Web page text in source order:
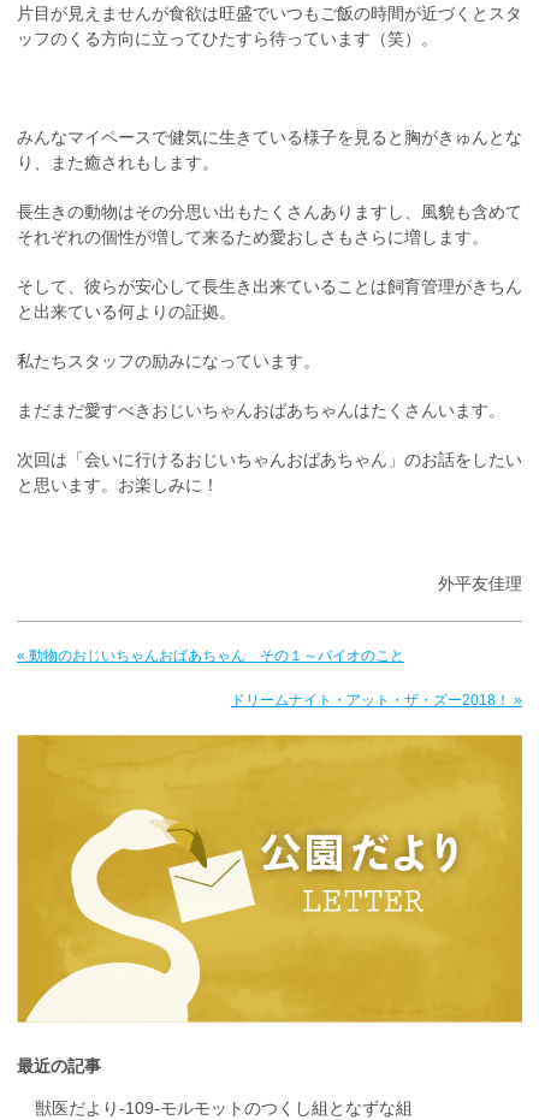
片目が見えませんが食欲は旺盛でいつもご飯の時間が近づくとスタ
ッフのくる方向に立ってひたすら待っています（笑）。
みんなマイペースで健気に生きている様子を見ると胸がきゅんとな
り、また癒されもします。
長生きの動物はその分思い出もたくさんありますし、風貌も含めて
それぞれの個性が増して来るため愛おしさもさらに増します。
そして、彼らが安心して長生き出来ていることは飼育管理がきちん
と出来ている何よりの証拠。
私たちスタッフの励みになっています。
まだまだ愛すべきおじいちゃんおばあちゃんはたくさんいます。
次回は「会いに行けるおじいちゃんおばあちゃん」のお話をしたい
と思います。お楽しみに！
外平友佳理
« 動物のおじいちゃんおばあちゃん その１～バイオのこと
ドリームナイト・アット・ザ・ズー2018！ »
最近の記事
獣医だより-109-モルモットのつくし組となずな組